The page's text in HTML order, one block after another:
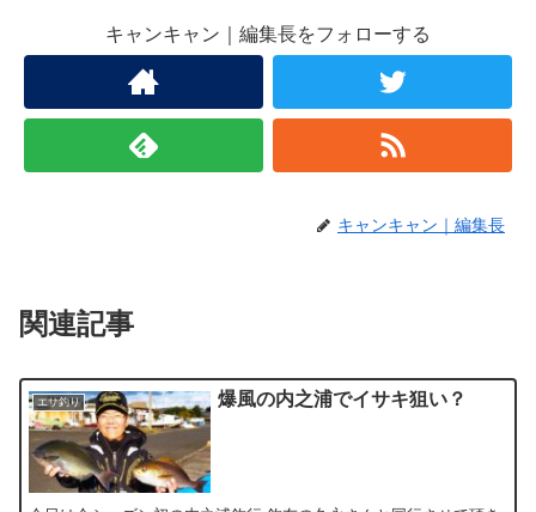
キャンキャン｜編集長をフォローする
キャンキャン｜編集長
関連記事
エサ釣り 爆風の内之浦でイサキ狙い？